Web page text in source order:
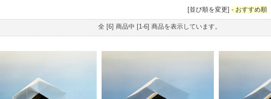
[並び順を変更] - おすすめ順
全 [6] 商品中 [1-6] 商品を表示しています。